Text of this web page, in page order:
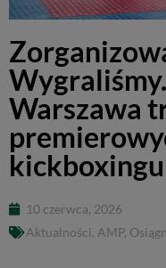
Warszawa
kickboxingu
10 czerwca, 2026
Aktualności, AMP,